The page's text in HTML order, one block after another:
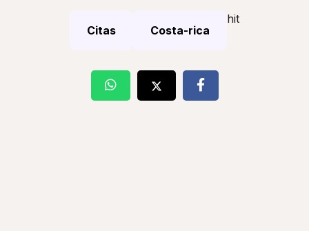
Citas Costa-rica
hit